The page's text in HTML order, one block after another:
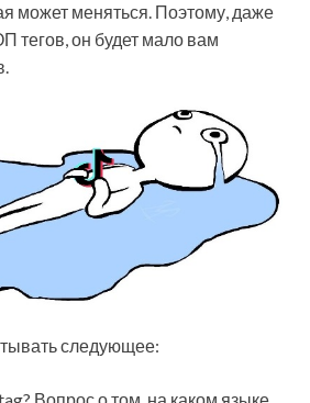
может меняться. Поэтому, даже
тегов, он будет мало вам
следующее: